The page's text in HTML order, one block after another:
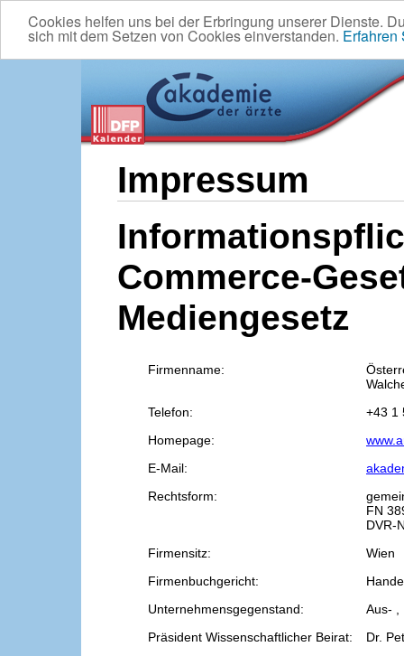
Cookies helfen uns bei der Erbringung unserer Dienste.
sich mit dem Setzen von Cookies einverstanden. Erfahren
Impressum
Commerce-
Mediengesetz
Firmenname:
Telefon:
+43 1
Homepage:
E-Mail:
Rechtsform:
FN
DVR-
Firmensitz:
Wien
Firmenbuchgericht:
Unternehmensgegenstand:
Aus- ,
Präsident Wissenschaftlicher Beirat:
Dr.